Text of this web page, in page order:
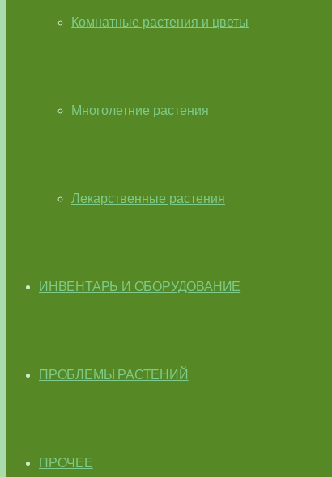
Комнатные растения и цветы
Многолетние растения
Лекарственные растения
ИНВЕНТАРЬ И ОБОРУДОВАНИЕ
ПРОБЛЕМЫ РАСТЕНИЙ
ПРОЧЕЕ